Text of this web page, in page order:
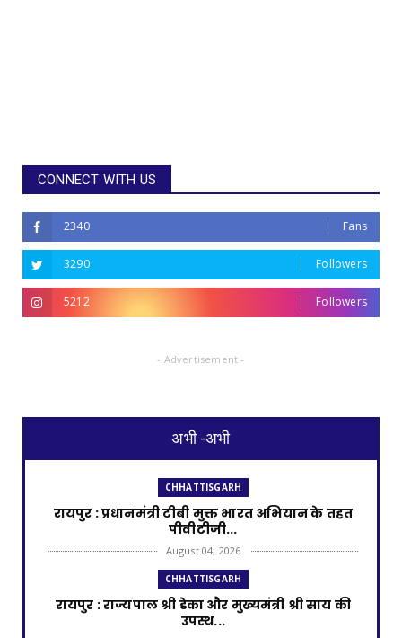
CONNECT WITH US
2340 Fans
3290 Followers
5212 Followers
- Advertisement -
अभी -अभी
CHHATTISGARH
रायपुर : प्रधानमंत्री टीबी मुक्त भारत अभियान के तहत
पीवीटीजी...
August 04, 2026
CHHATTISGARH
रायपुर : राज्यपाल श्री डेका और मुख्यमंत्री श्री साय की
उपस्थ...